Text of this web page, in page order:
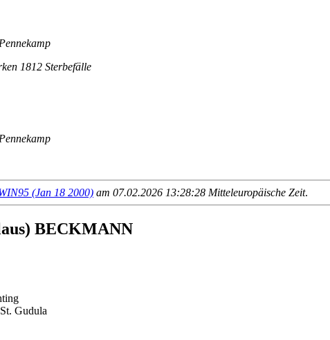
1812 Sterbefälle
(Jan 18 2000) am 07.02.2026 13:28:28 Mitteleuropäische Zeit.
BECKMANN
Gudula